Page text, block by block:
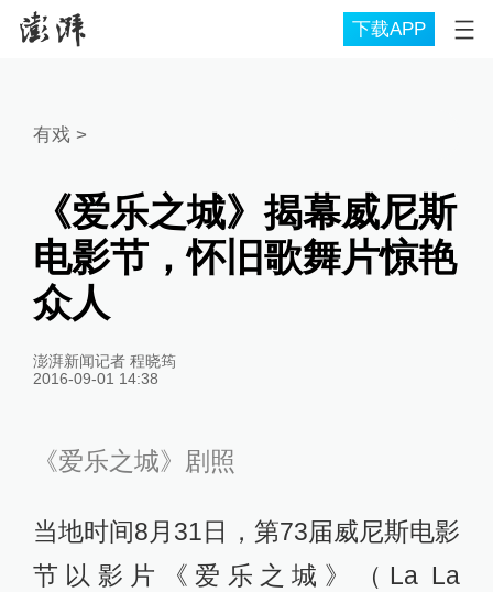
下载APP
有戏 >
《爱乐之城》揭幕威尼斯
电影节，怀旧歌舞片惊艳
众人
澎湃新闻记者 程晓筠
2016-09-01 14:38
《爱乐之城》剧照
当地时间8月31日，第73届威尼斯电影
节以影片《爱乐之城》（La La